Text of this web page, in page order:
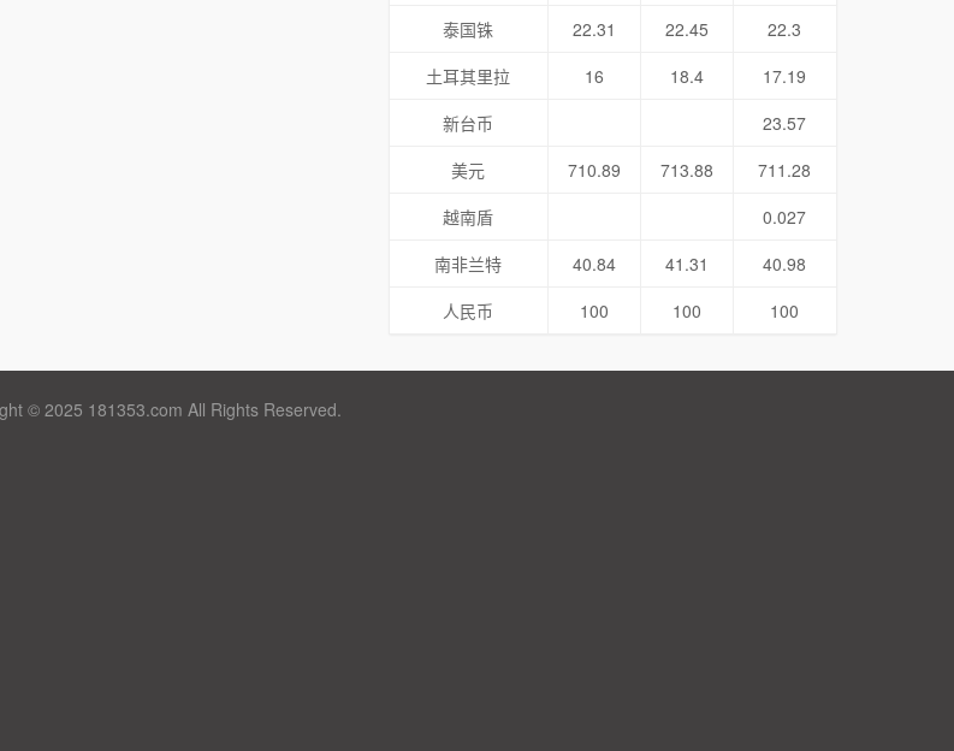
泰国铢
22.31 22.45
22.3
土耳其里拉
16 18.4
17.19
新台币
23.57
美元
710.89 713.88
711.28
越南盾
0.027
南非兰特
40.84 41.31
40.98
人民币
100 100 100
© 2025 181353.com All Rights Reserved.